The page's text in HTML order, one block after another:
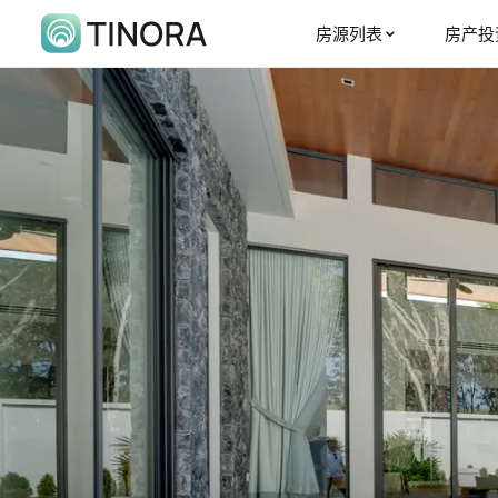
房源列表 房产